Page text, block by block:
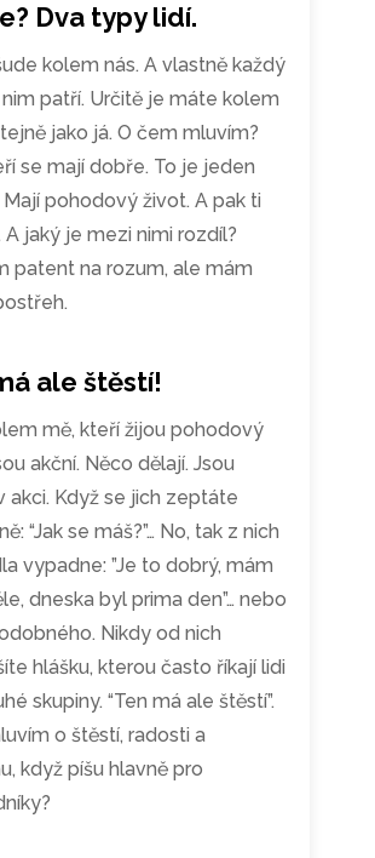
Dva typy lidí.
kolem nás. A vlastně každý
nim patří. Určitě je máte kolem
jako já. O čem mluvím?
se mají dobře. To je jeden
Mají pohodový život. A pak ti
A jaký je mezi nimi rozdíl?
patent na rozum, ale mám
ale štěstí!
mě, kteří žijou pohodový
akční. Něco dělají. Jsou
akci. Když se jich zeptáte
“Jak se máš?”… No, tak z nich
vypadne: ”Je to dobrý, mám
dneska byl prima den”… nebo
Nikdy od nich
hlášku, kterou často říkají lidi
skupiny. “Ten má ale štěstí”.
o štěstí, radosti a
když píšu hlavně pro